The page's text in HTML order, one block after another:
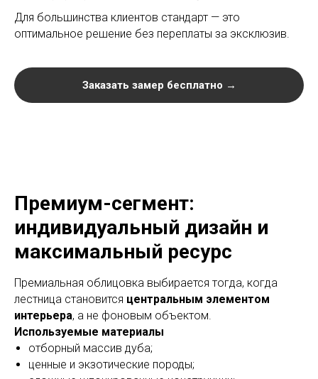
Для большинства клиентов стандарт — это
оптимальное решение без переплаты за эксклюзив.
Заказать замер бесплатно →
Премиум-сегмент:
индивидуальный дизайн и
максимальный ресурс
Премиальная облицовка выбирается тогда, когда
лестница становится центральным элементом
интерьера, а не фоновым объектом.
Используемые материалы
отборный массив дуба;
ценные и экзотические породы;